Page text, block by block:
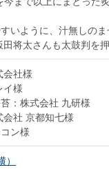
いように、汁無しのま
田将太さんも太鼓判を
会社様
イ様
：株式会社 九研様
社 京都知七様
ン様